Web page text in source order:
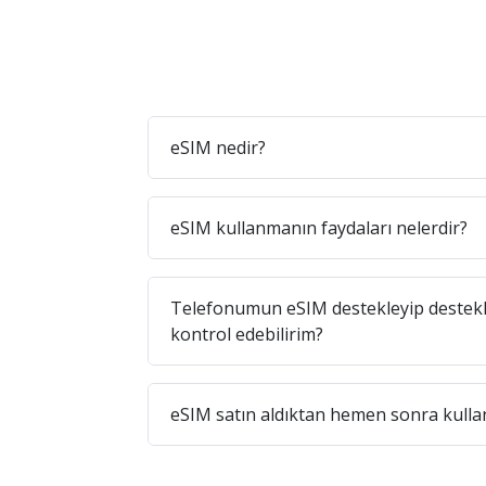
eSIM nedir?
eSIM kullanmanın faydaları nelerdir?
Telefonumun eSIM destekleyip
kontrol edebilirim?
eSIM satın aldıktan hemen sonra